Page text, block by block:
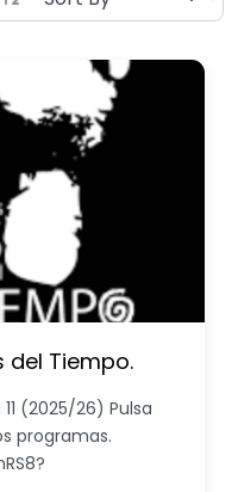
del Tiempo.
(2025/26) Pulsa
programas.